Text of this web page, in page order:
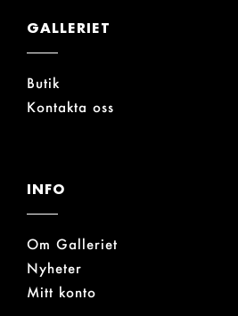
GALLERIET
Butik
Kontakta oss
INFO
Om Galleriet
Nyheter
Mitt konto